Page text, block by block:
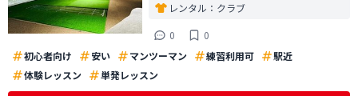
レンタル： クラブ
0
0
初心者向け
安い マンツーマン 練習利用可
駅近
体験レッスン
単発レッスン